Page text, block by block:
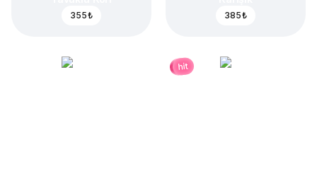
355 ₺ 385 ₺
hit